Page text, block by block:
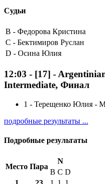
Судьи
B - Федорова Кристина
C - Бектимиров Руслан
D - Осина Юлия
12:03 - [17] -
Intermediate, Финал
1 - Терещенко Юлия -
подробные результаты ...
Подробные результаты
Место Пара
N
B C D